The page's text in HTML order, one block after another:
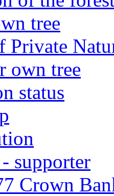
tree
Private
own tree
status
supporter
Crown